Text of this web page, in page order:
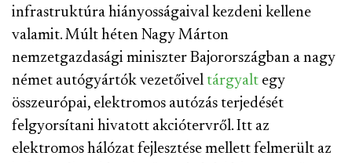
infrastruktúra hiányosságaival kezdeni kellene
valamit. Múlt héten Nagy Márton
nemzetgazdasági miniszter Bajorországban a nagy
német autógyártók vezetőivel tárgyalt egy
összeurópai, elektromos autózás terjedését
felgyorsítani hivatott akciótervről. Itt az
elektromos hálózat fejlesztése mellett felmerült az